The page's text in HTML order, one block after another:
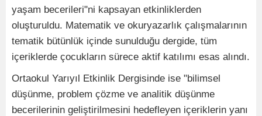
yaşam becerileri"ni kapsayan etkinliklerden
oluşturuldu. Matematik ve okuryazarlık çalışmalarının
tematik bütünlük içinde sunulduğu dergide, tüm
içeriklerde çocukların sürece aktif katılımı esas alındı.
Ortaokul Yarıyıl Etkinlik Dergisinde ise "bilimsel
düşünme, problem çözme ve analitik düşünme
becerilerinin geliştirilmesini hedefleyen içeriklerin yanı